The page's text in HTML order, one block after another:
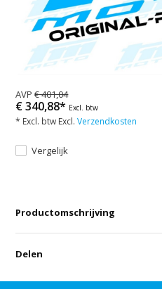
AVP€ 401,04
€ 340,88* Excl. btw
* Excl. btw Excl.Verzendkosten
Vergelijk
Productomschrijving
Delen